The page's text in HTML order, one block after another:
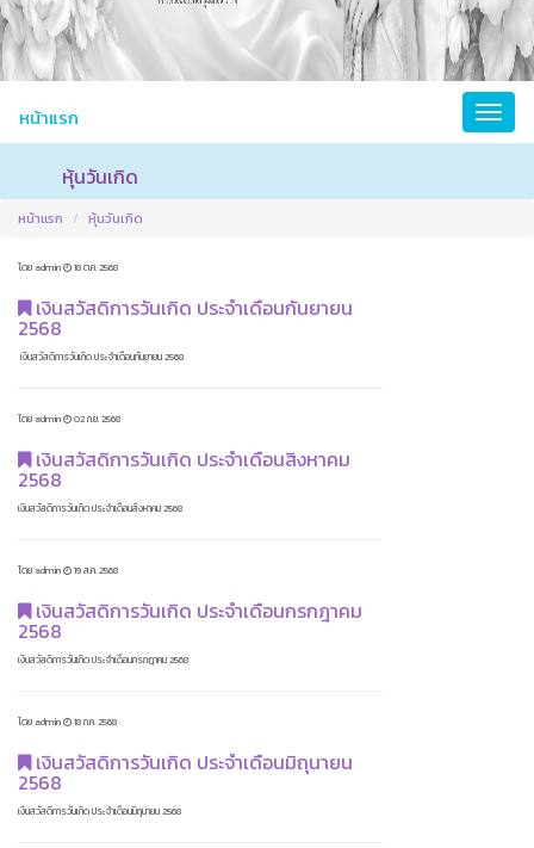
หน้าแรก
หุ้นวันเกิด
หน้าแรก หุ้นวันเกิด
โดย admin 18 ต.ค. 2568
เงินสวัสดิการวันเกิด ประจำเดือนกันยายน
2568
เงินสวัสดิการวันเกิด ประจำเดือนกันยายน 2568
โดย admin 02 ก.ย. 2568
เงินสวัสดิการวันเกิด ประจำเดือนสิงหาคม
2568
เงินสวัสดิการวันเกิด ประจำเดือนสิงหาคม 2568
โดย admin 19 ส.ค. 2568
เงินสวัสดิการวันเกิด ประจำเดือนกรกฎาคม
2568
เงินสวัสดิการวันเกิด ประจำเดือนกรกฎาคม 2568
โดย admin 18 ก.ค. 2568
เงินสวัสดิการวันเกิด ประจำเดือนมิถุนายน
2568
เงินสวัสดิการวันเกิด ประจำเดือนมิถุนายน 2568